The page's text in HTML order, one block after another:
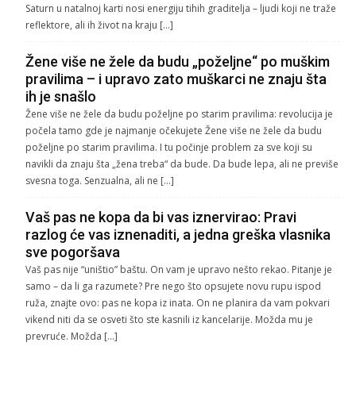
Saturn u natalnoj karti nosi energiju tihih graditelja – ljudi koji ne traže
reflektore, ali ih život na kraju […]
Žene više ne žele da budu „poželjne“ po muškim
pravilima – i upravo zato muškarci ne znaju šta
ih je snašlo
Žene više ne žele da budu poželjne po starim pravilima: revolucija je
počela tamo gde je najmanje očekujete Žene više ne žele da budu
poželjne po starim pravilima. I tu počinje problem za sve koji su
navikli da znaju šta „žena treba“ da bude. Da bude lepa, ali ne previše
svesna toga. Senzualna, ali ne […]
Vaš pas ne kopa da bi vas iznervirao: Pravi
razlog će vas iznenaditi, a jedna greška vlasnika
sve pogoršava
Vaš pas nije “uništio” baštu. On vam je upravo nešto rekao. Pitanje je
samo – da li ga razumete? Pre nego što opsujete novu rupu ispod
ruža, znajte ovo: pas ne kopa iz inata. On ne planira da vam pokvari
vikend niti da se osveti što ste kasnili iz kancelarije. Možda mu je
prevruće. Možda […]